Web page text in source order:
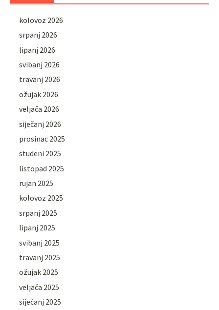
kolovoz 2026
srpanj 2026
lipanj 2026
svibanj 2026
travanj 2026
ožujak 2026
veljača 2026
siječanj 2026
prosinac 2025
studeni 2025
listopad 2025
rujan 2025
kolovoz 2025
srpanj 2025
lipanj 2025
svibanj 2025
travanj 2025
ožujak 2025
veljača 2025
siječanj 2025